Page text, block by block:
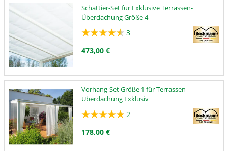
Schattier-Set für Exklusive Terrassen-
Überdachung Größe 4
3
473,00 €
Vorhang-Set Größe 1 für Terrassen-
Überdachung Exklusiv
2
178,00 €